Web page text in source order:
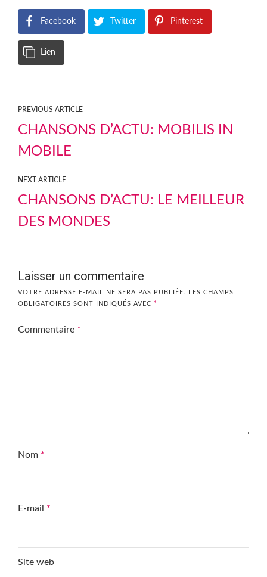
Facebook Twitter Pinterest
Lien
PREVIOUS ARTICLE
CHANSONS D’ACTU: MOBILIS IN
MOBILE
NEXT ARTICLE
CHANSONS D’ACTU: LE MEILLEUR
DES MONDES
Laisser un commentaire
VOTRE ADRESSE E-MAIL NE SERA PAS PUBLIÉE.
LES CHAMPS
OBLIGATOIRES SONT INDIQUÉS AVEC *
Commentaire *
Nom *
E-mail *
Site web